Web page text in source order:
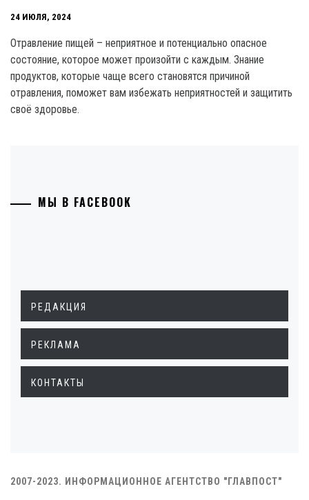
24 ИЮЛЯ, 2024
Отравление пищей – неприятное и потенциально опасное
состояние, которое может произойти с каждым. Знание
продуктов, которые чаще всего становятся причиной
отравления, поможет вам избежать неприятностей и защитить
своё здоровье.
МЫ В FACEBOOK
РЕДАКЦИЯ
РЕКЛАМА
КОНТАКТЫ
2007-2023. ИНФОРМАЦИОННОЕ АГЕНТСТВО "ГЛАВПОСТ"